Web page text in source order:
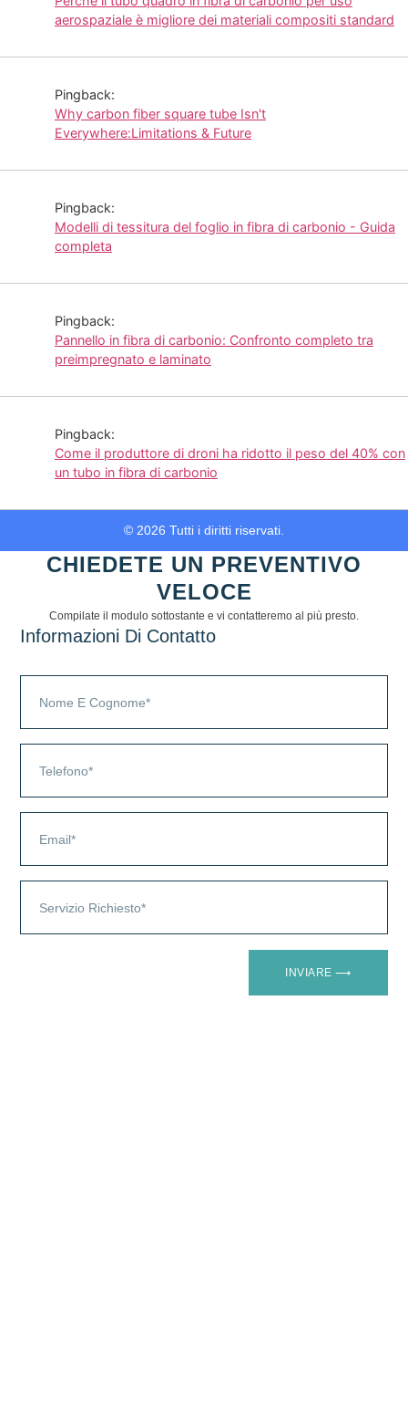
aerospaziale è migliore dei materiali compositi standard
Pingback:
Why carbon fiber square tube Isn't
Everywhere:Limitations & Future
Pingback:
Modelli di tessitura del foglio in fibra di carbonio - Guida
completa
Pingback:
Pannello in fibra di carbonio: Confronto completo tra
preimpregnato e laminato
Pingback:
Come il produttore di droni ha ridotto il peso del 40% con
un tubo in fibra di carbonio
© 2026 Tutti i diritti riservati.
CHIEDETE UN PREVENTIVO
VELOCE
Compilate il modulo sottostante e vi contatteremo al più presto.
Informazioni Di Contatto
INVIARE ⟶